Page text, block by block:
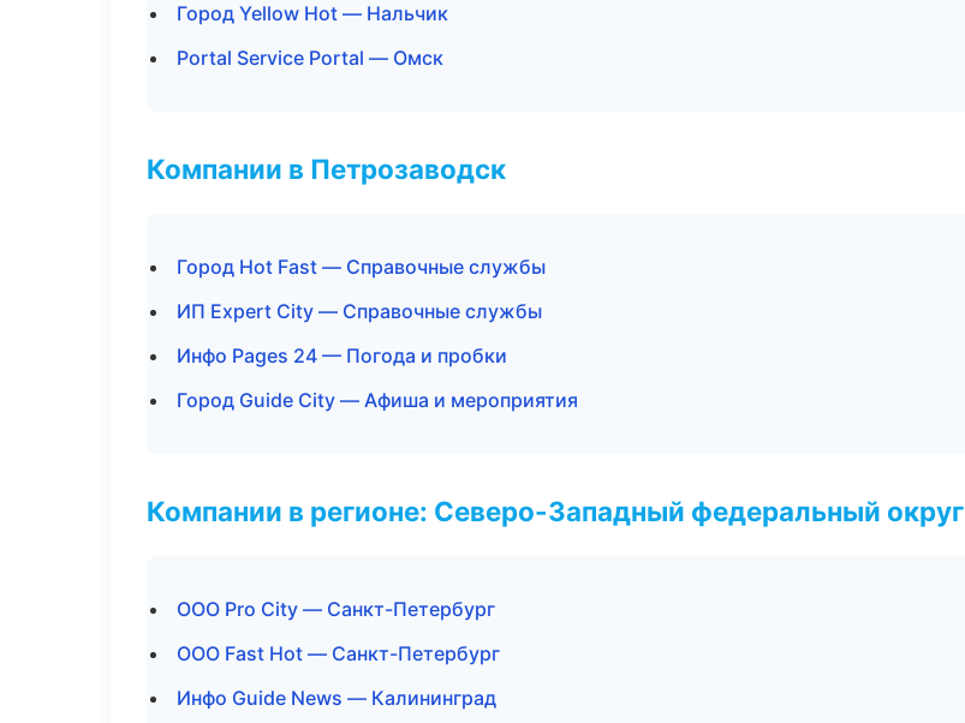
Город Yellow Hot — Нальчик
Portal Service Portal — Омск
Компании в Петрозаводск
Город Hot Fast — Справочные службы
ИП Expert City — Справочные службы
Инфо Pages 24 — Погода и пробки
Город Guide City — Афиша и мероприятия
Компании в регионе: Северо-Западный федеральный округ
ООО Pro City — Санкт-Петербург
ООО Fast Hot — Санкт-Петербург
Инфо Guide News — Калининград